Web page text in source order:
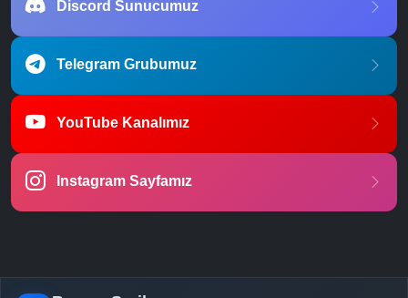
Discord Sunucumuz
Telegram Grubumuz
YouTube Kanalımız
Instagram Sayfamız